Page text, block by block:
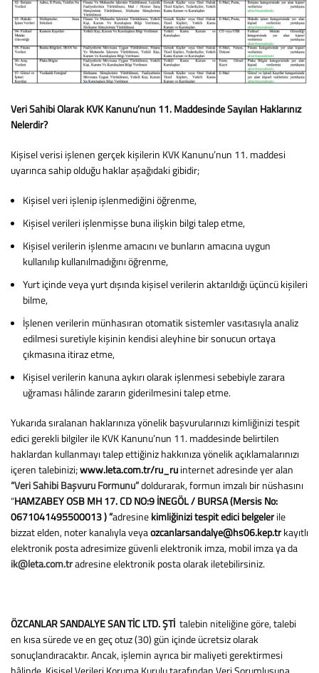
Veri Sahibi Olarak KVK Kanunu’nun 11. Maddesinde Sayılan Haklarınız
Nelerdir?
Kişisel verisi işlenen gerçek kişilerin KVK Kanunu’nun 11. maddesi
uyarınca sahip olduğu haklar aşağıdaki gibidir;
Kişisel veri işlenip işlenmediğini öğrenme,
Kişisel verileri işlenmişse buna ilişkin bilgi talep etme,
Kişisel verilerin işlenme amacını ve bunların amacına uygun
kullanılıp kullanılmadığını öğrenme,
Yurt içinde veya yurt dışında kişisel verilerin aktarıldığı üçüncü kişileri
bilme,
İşlenen verilerin münhasıran otomatik sistemler vasıtasıyla analiz
edilmesi suretiyle kişinin kendisi aleyhine bir sonucun ortaya
çıkmasına itiraz etme,
Kişisel verilerin kanuna aykırı olarak işlenmesi sebebiyle zarara
uğraması hâlinde zararın giderilmesini talep etme.
Yukarıda sıralanan haklarınıza yönelik başvurularınızı kimliğinizi tespit
edici gerekli bilgiler ile KVK Kanunu’nun 11. maddesinde belirtilen
haklardan kullanmayı talep ettiğiniz hakkınıza yönelik açıklamalarınızı
içeren talebinizi;www.leta.com.tr/ru_ruinternet adresinde yer alan
“Veri Sahibi Başvuru Formunu”doldurarak, formun imzalı bir nüshasını
“HAMZABEY OSB MH 17. CD NO:9 İNEGÖL / BURSA (Mersis No:
0671041495500013 )”adresinekimliğinizi tespit edici belgelerile
bizzat elden, noter kanalıyla veyaozcanlarsandalye@hs06.kep.trkayıtlı
elektronik posta adresimize güvenli elektronik imza, mobil imza ya da
ik@leta.com.tradresine elektronik posta olarak iletebilirsiniz.
ÖZCANLAR SANDALYE SAN TİC LTD. ŞTİ talebin niteliğine göre, talebi
en kısa sürede ve en geç otuz (30) gün içinde ücretsiz olarak
sonuçlandıracaktır. Ancak, işlemin ayrıca bir maliyeti gerektirmesi